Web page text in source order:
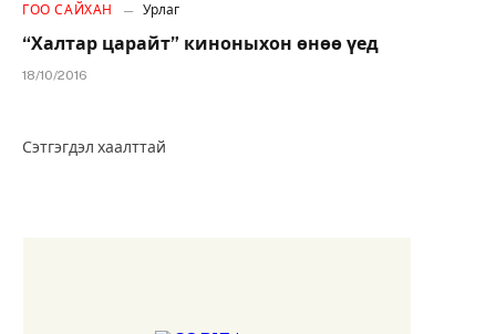
ГОО САЙХАН Урлаг
“Халтар царайт” киноныхон өнөө үед
18/10/2016
Сэтгэгдэл хаалттай